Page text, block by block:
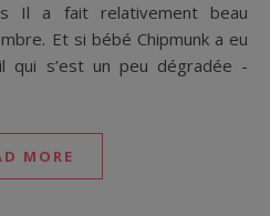
Et si bébé Chipmunk a eu
qui s’est un peu dégradée -
MORE